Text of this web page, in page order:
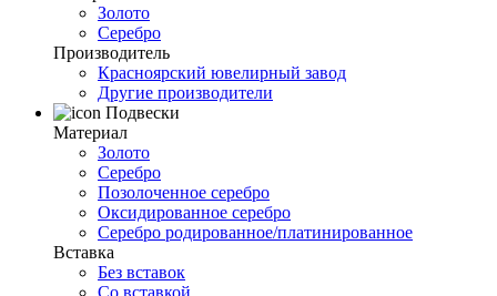
Золото
Серебро
Производитель
Красноярский ювелирный завод
Другие производители
Подвески
Материал
Золото
Серебро
Позолоченное серебро
Оксидированное серебро
Серебро родированное/платинированное
Вставка
Без вставок
Со вставкой